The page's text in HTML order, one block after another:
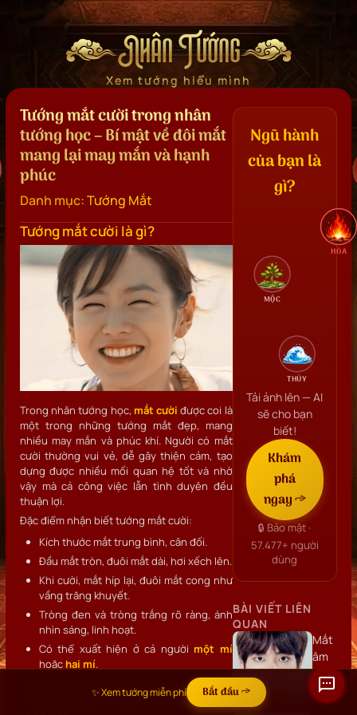
Nhân Tướng
Xem tướng hiểu mình
Tướng mắt cười trong nhân
tướng học – Bí mật về đôi mắt
mang lại may mắn và hạnh
phúc
Danh mục:Tướng Mắt
Tướng mắt cười là gì?
Trong nhân tướng học, mắt cười được coi là
một trong những tướng mắt đẹp, mang
nhiều may mắn và phúc khí. Người có mắt
cười thường vui vẻ, dễ gây thiện cảm, tạo
dựng được nhiều mối quan hệ tốt và nhờ
vậy mà cả công việc lẫn tình duyên đều
thuận lợi.
Đặc điểm nhận biết tướng mắt cười:
Kích thước mắt trung bình, cân đối.
Đầu mắt tròn, đuôi mắt dài, hơi xếch lên.
Khi cười, mắt híp lại, đuôi mắt cong như
vầng trăng khuyết.
Tròng đen và tròng trắng rõ ràng, ánh
nhìn sáng, linh hoạt.
Có thể xuất hiện ở cả người một mí
hoặc hai mí.
Ánh mắt cười lúc nào cũng toát ra sự tươi
vui, khiến người đối diện cảm thấy gần gũi
Ngũ hành
của bạn là
gì?
HỎA
THỦY
MỘC
Tải ảnh lên — AI
sẽ cho bạn
biết!
Khám
phá
ngay →
🔒 Bảo mật ·
57.477+ người
dùng
BÀI VIẾT LIÊN
QUAN
Mắt
âm
dương
là
gì?
✨ Xem tướng miễn phí Bắt đầu →